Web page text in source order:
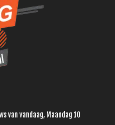
van vandaag, Maandag 10